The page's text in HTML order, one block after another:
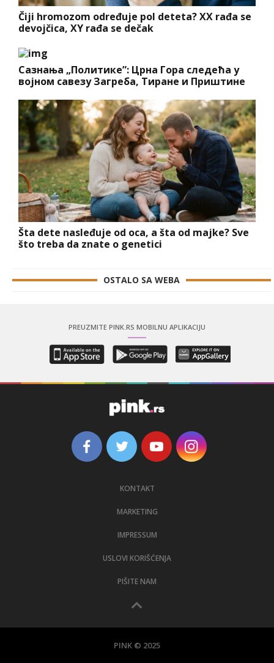
Čiji hromozom određuje pol deteta? XX rađa se
devojčica, XY rađa se dečak
Сазнања „Политике”: Црна Гора следећа у
војном савезу Загреба, Тиране и Приштине
Šta dete nasleđuje od oca, a šta od majke? Sve
što treba da znate o genetici
OSTALO SA WEBA
PREUZMITE PINK.RS MOBILNU APLIKACIJU
KONTAKT
MARKETING
IMPRESSUM
USLOVI KORIŠĆENJA
PIŠITE NAM
PINK © 2025